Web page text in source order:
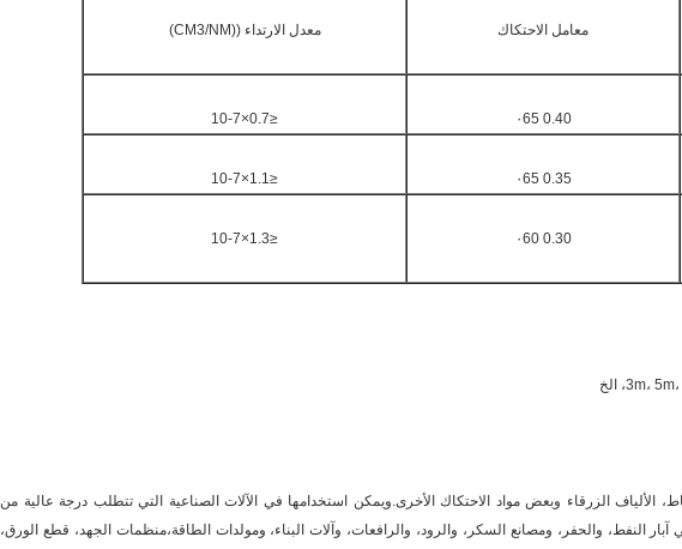
معامل الاحتكاك معدل الارتداء ((CM3/NM)
0.40 ٠65 ≤0.7×10-7
0.35 ٠65 ≤1.1×10-7
0.30 ٠60 ≤1.3×10-7
الألياف الزرقاء وبعض مواد الاحتكاك الأخرى.ويمكن استخدامها في الآلات الصناعية التي تتطلب درجة عالية من
آبار النفط، والحفر، ومصانع السكر، والرود، والرافعات، وآلات البناء، ومولدات الطاقة،منظمات الجهد، قطع الورق،